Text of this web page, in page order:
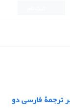
ترجمۀ فارسی دو